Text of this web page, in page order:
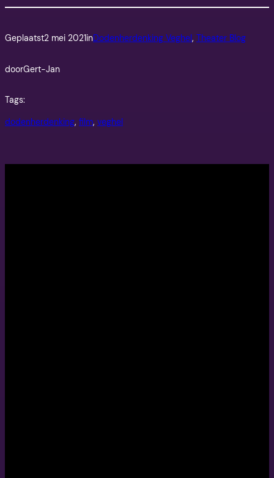
Geplaatst2 mei 2021inDodenherdenking Veghel, Theater Blog
doorGert-Jan
Tags:
dodenherdenking, film, veghel